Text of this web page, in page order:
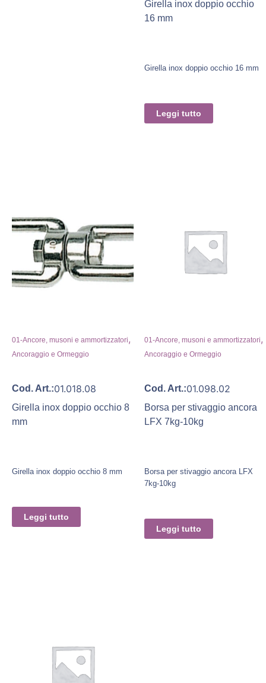
Girella inox doppio occhio
16 mm
Girella inox doppio occhio 16 mm
Leggi tutto
01-Ancore, musoni e ammortizzatori,
Ancoraggio e Ormeggio
Cod. Art.:01.018.08
Girella inox doppio occhio 8
mm
Girella inox doppio occhio 8 mm
Leggi tutto
01-Ancore, musoni e ammortizzatori,
Ancoraggio e Ormeggio
Cod. Art.:01.098.02
Borsa per stivaggio ancora
LFX 7kg-10kg
Borsa per stivaggio ancora LFX
7kg-10kg
Leggi tutto